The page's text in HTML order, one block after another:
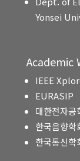
Yonsei
Academic
IEEE
EURASIP
대한전자공
한국음향학
한국통신학